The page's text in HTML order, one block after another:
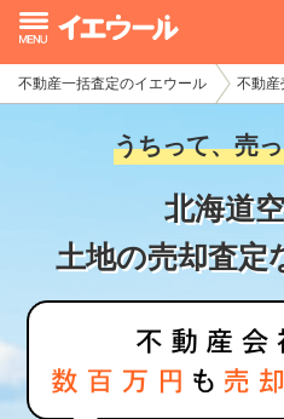
不動産一括査定のイエウール 不動産
うちって、売
北海道
土地の売却査定
イエウール加盟希望の不動産
初めての方へ
不動産の売却・一括査定
家査定シミュレーター
お問い合わせ